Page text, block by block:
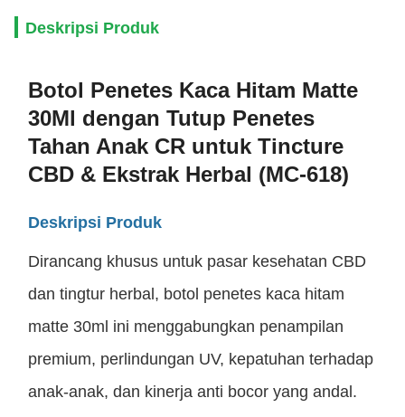
Deskripsi Produk
Botol Penetes Kaca Hitam Matte
30Ml dengan Tutup Penetes
Tahan Anak CR untuk Tincture
CBD & Ekstrak Herbal (MC-618)
Deskripsi Produk
Dirancang khusus untuk pasar kesehatan CBD
dan tingtur herbal, botol penetes kaca hitam
matte 30ml ini menggabungkan penampilan
premium, perlindungan UV, kepatuhan terhadap
anak-anak, dan kinerja anti bocor yang andal.